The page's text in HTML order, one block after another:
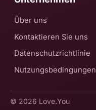
Über uns
Kontaktieren Sie uns
Datenschutzrichtlinie
Nutzungsbedingungen
© 2026 Love.You